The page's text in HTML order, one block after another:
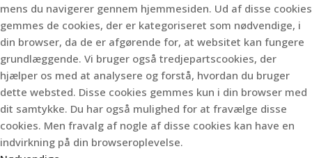
mens du navigerer gennem hjemmesiden. Ud af disse cookies
gemmes de cookies, der er kategoriseret som nødvendige, i
din browser, da de er afgørende for, at websitet kan fungere
grundlæggende. Vi bruger også tredjepartscookies, der
hjælper os med at analysere og forstå, hvordan du bruger
dette websted. Disse cookies gemmes kun i din browser med
dit samtykke. Du har også mulighed for at fravælge disse
cookies. Men fravalg af nogle af disse cookies kan have en
indvirkning på din browseroplevelse.